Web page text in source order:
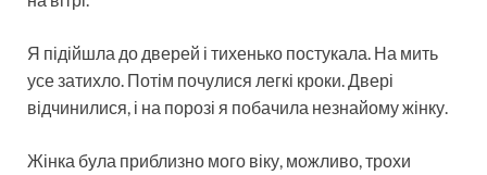
Я підійшла до дверей і тихенько постукала. На мить
усе затихло. Потім почулися легкі кроки. Двері
відчинилися, і на порозі я побачила незнайому жінку.
Жінка була приблизно мого віку, можливо, трохи